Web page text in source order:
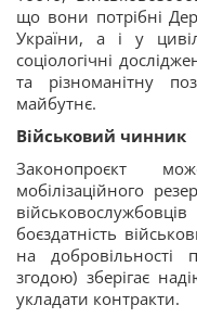
що вони потрібні
України, а і у
соціологічні
та різноманітну
майбутнє.
Військовий чинник
Законопроєкт
мобілізаційного
боєздатність
на добровільності
згодою) зберігає
укладати контракти.